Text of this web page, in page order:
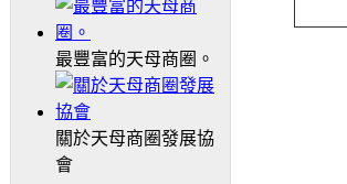
最豐富的天母商圈。
關於天母商圈發展協
會